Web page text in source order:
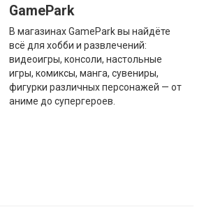
GamePark
В магазинах GamePark вы найдёте
всё для хобби и развлечений:
видеоигры, консоли, настольные
игры, комиксы, манга, сувениры,
фигурки различных персонажей — от
аниме до супергероев.